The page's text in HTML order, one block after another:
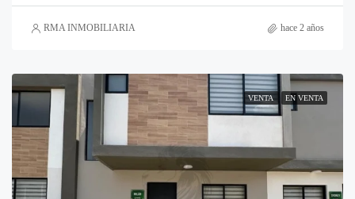
RMA INMOBILIARIA hace 2 años
VENTA EN VENTA